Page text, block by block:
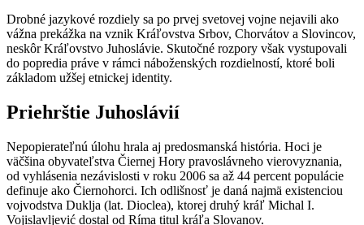
Drobné jazykové rozdiely sa po prvej svetovej vojne nejavili ako
vážna prekážka na vznik Kráľovstva Srbov, Chorvátov a Slovincov,
neskôr Kráľovstvo Juhoslávie. Skutočné rozpory však vystupovali
do popredia práve v rámci náboženských rozdielností, ktoré boli
základom užšej etnickej identity.
Priehrštie Juhoslávií
Nepopierateľnú úlohu hrala aj predosmanská história. Hoci je
väčšina obyvateľstva Čiernej Hory pravoslávneho vierovyznania,
od vyhlásenia nezávislosti v roku 2006 sa až 44 percent populácie
definuje ako Čiernohorci. Ich odlišnosť je daná najmä existenciou
vojvodstva Duklja (lat. Dioclea), ktorej druhý kráľ Michal I.
Vojislavljević dostal od Ríma titul kráľa Slovanov.